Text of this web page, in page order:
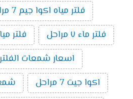
فلتر مياه اكوا جيم 7 مراحل امريكي
فلتر ماء ٧ مراحل
فلتر مياه 7 مراحل
اسعار شمعات الفلتر 7 مراحل
اكوا جيت 7 مراحل
شمع